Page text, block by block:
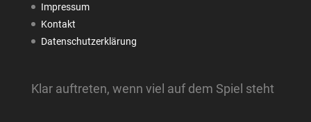
Impressum
Kontakt
Datenschutzerklärung
Klar auftreten, wenn viel auf dem Spiel steht